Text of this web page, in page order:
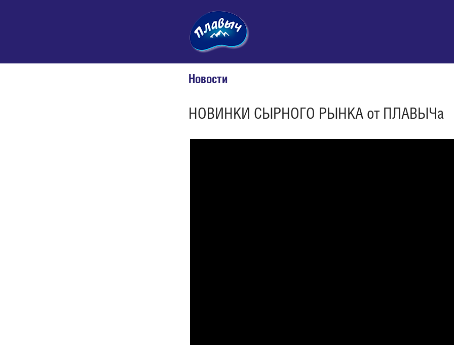
Новости
НОВИНКИ СЫРНОГО РЫНКА от ПЛАВЫЧа